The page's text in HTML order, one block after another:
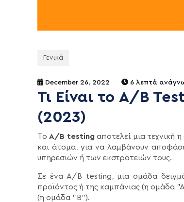
Γενικά
December 26, 2022 6 λεπτά
Τι Είναι το A/B
(2023)
Το A/B testingαποτελεί μια τεχνική
και άτομα, για να λαμβάνουν
υπηρεσιών ή των εκστρατειών τους.
Σε ένα Α/Β testing, μια ομάδα
προϊόντος ή της καμπάνιας (η ομάδα
(η ομάδα "Β").